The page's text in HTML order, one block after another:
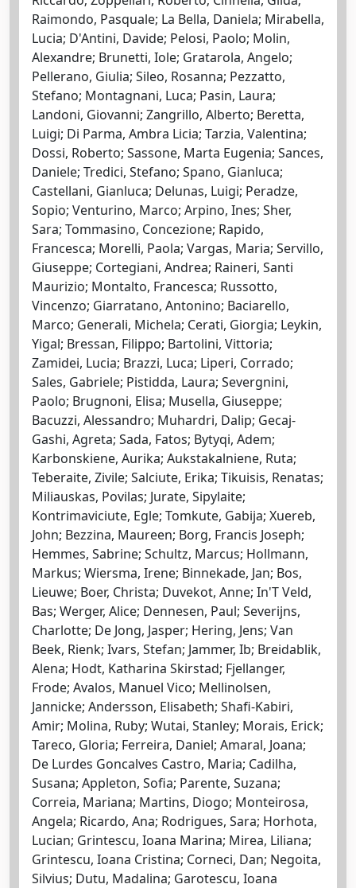
Raimondo, Pasquale; La Bella, Daniela; Mirabella,
Lucia; D'Antini, Davide; Pelosi, Paolo; Molin,
Alexandre; Brunetti, Iole; Gratarola, Angelo;
Pellerano, Giulia; Sileo, Rosanna; Pezzatto,
Stefano; Montagnani, Luca; Pasin, Laura;
Landoni, Giovanni; Zangrillo, Alberto; Beretta,
Luigi; Di Parma, Ambra Licia; Tarzia, Valentina;
Dossi, Roberto; Sassone, Marta Eugenia; Sances,
Daniele; Tredici, Stefano; Spano, Gianluca;
Castellani, Gianluca; Delunas, Luigi; Peradze,
Sopio; Venturino, Marco; Arpino, Ines; Sher,
Sara; Tommasino, Concezione; Rapido,
Francesca; Morelli, Paola; Vargas, Maria; Servillo,
Giuseppe; Cortegiani, Andrea; Raineri, Santi
Maurizio; Montalto, Francesca; Russotto,
Vincenzo; Giarratano, Antonino; Baciarello,
Marco; Generali, Michela; Cerati, Giorgia; Leykin,
Yigal; Bressan, Filippo; Bartolini, Vittoria;
Zamidei, Lucia; Brazzi, Luca; Liperi, Corrado;
Sales, Gabriele; Pistidda, Laura; Severgnini,
Paolo; Brugnoni, Elisa; Musella, Giuseppe;
Bacuzzi, Alessandro; Muhardri, Dalip; Gecaj-
Gashi, Agreta; Sada, Fatos; Bytyqi, Adem;
Karbonskiene, Aurika; Aukstakalniene, Ruta;
Teberaite, Zivile; Salciute, Erika; Tikuisis, Renatas;
Miliauskas, Povilas; Jurate, Sipylaite;
Kontrimaviciute, Egle; Tomkute, Gabija; Xuereb,
John; Bezzina, Maureen; Borg, Francis Joseph;
Hemmes, Sabrine; Schultz, Marcus; Hollmann,
Markus; Wiersma, Irene; Binnekade, Jan; Bos,
Lieuwe; Boer, Christa; Duvekot, Anne; In'T Veld,
Bas; Werger, Alice; Dennesen, Paul; Severijns,
Charlotte; De Jong, Jasper; Hering, Jens; Van
Beek, Rienk; Ivars, Stefan; Jammer, Ib; Breidablik,
Alena; Hodt, Katharina Skirstad; Fjellanger,
Frode; Avalos, Manuel Vico; Mellinolsen,
Jannicke; Andersson, Elisabeth; Shafi-Kabiri,
Amir; Molina, Ruby; Wutai, Stanley; Morais, Erick;
Tareco, Gloria; Ferreira, Daniel; Amaral, Joana;
De Lurdes Goncalves Castro, Maria; Cadilha,
Susana; Appleton, Sofia; Parente, Suzana;
Correia, Mariana; Martins, Diogo; Monteirosa,
Angela; Ricardo, Ana; Rodrigues, Sara; Horhota,
Lucian; Grintescu, Ioana Marina; Mirea, Liliana;
Grintescu, Ioana Cristina; Corneci, Dan; Negoita,
Silvius; Dutu, Madalina; Garotescu, Ioana